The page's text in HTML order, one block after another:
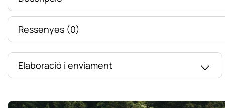
Ressenyes (0)
Elaboració i enviament